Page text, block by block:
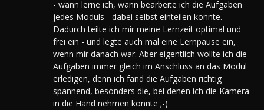
- wann lerne ich, wann bearbeite ich die Aufgaben
jedes Moduls - dabei selbst einteilen konnte.
Dadurch teilte ich mir meine Lernzeit optimal und
frei ein - und legte auch mal eine Lernpause ein,
wenn mir danach war. Aber eigentlich wollte ich die
Aufgaben immer gleich im Anschluss an das Modul
erledigen, denn ich fand die Aufgaben richtig
spannend, besonders die, bei denen ich die Kamera
in die Hand nehmen konnte ;-)